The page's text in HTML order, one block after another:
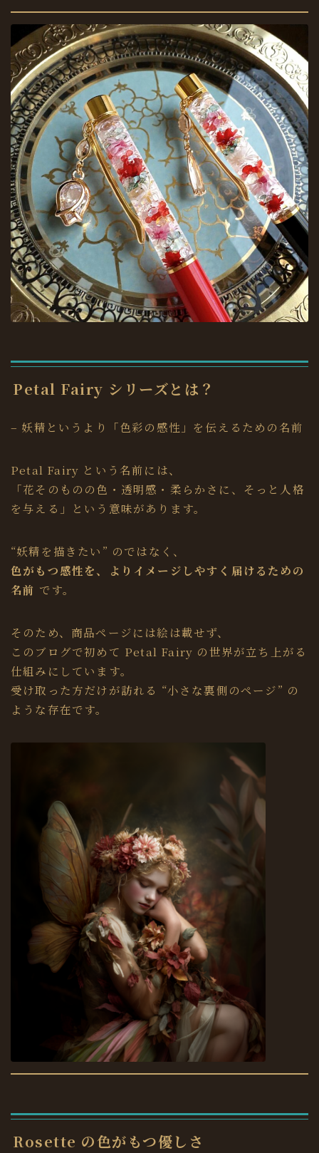
Petal Fairy シリーズとは？
– 妖精というより「色彩の感性」を伝えるための名前
Petal Fairy という名前には、
「花そのものの色・透明感・柔らかさに、そっと人格
を与える」という意味があります。
“妖精を描きたい” のではなく、
色がもつ感性を、よりイメージしやすく届けるための
名前 です。
そのため、商品ページには絵は載せず、
このブログで初めて Petal Fairy の世界が立ち上がる
仕組みにしています。
受け取った方だけが訪れる “小さな裏側のページ” の
ような存在です。
Rosette の色がもつ優しさ